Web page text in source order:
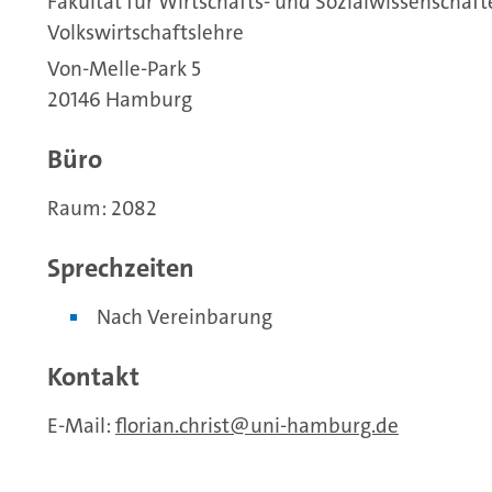
Volkswirtschaftslehre
Von-Melle-Park 5
20146 Hamburg
Büro
Raum: 2082
Sprechzeiten
Nach Vereinbarung
Kontakt
E-Mail: florian.christ uni-hamburg.de